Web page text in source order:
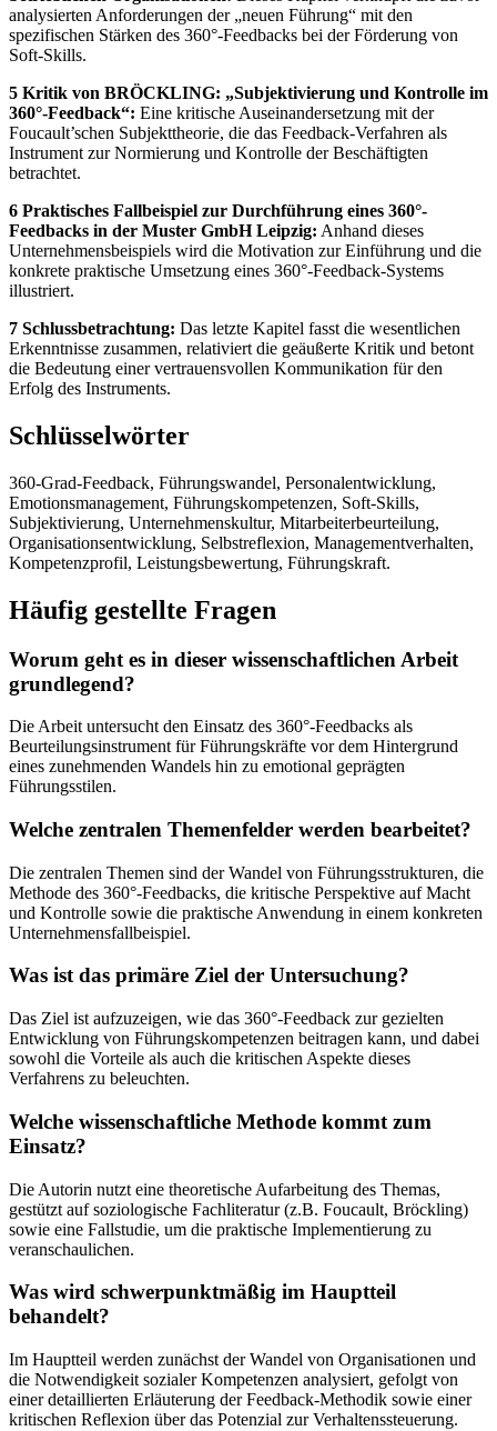
analysierten Anforderungen der „neuen Führung“ mit den
spezifischen Stärken des 360°-Feedbacks bei der Förderung von
Soft-Skills.
5 Kritik von BRÖCKLING: „Subjektivierung und Kontrolle im
360°-Feedback“: Eine kritische Auseinandersetzung mit der
Foucault’schen Subjekttheorie, die das Feedback-Verfahren als
Instrument zur Normierung und Kontrolle der Beschäftigten
betrachtet.
6 Praktisches Fallbeispiel zur Durchführung eines 360°-
Feedbacks in der Muster GmbH Leipzig: Anhand dieses
Unternehmensbeispiels wird die Motivation zur Einführung und die
konkrete praktische Umsetzung eines 360°-Feedback-Systems
illustriert.
7 Schlussbetrachtung: Das letzte Kapitel fasst die wesentlichen
Erkenntnisse zusammen, relativiert die geäußerte Kritik und betont
die Bedeutung einer vertrauensvollen Kommunikation für den
Erfolg des Instruments.
Schlüsselwörter
360-Grad-Feedback, Führungswandel, Personalentwicklung,
Emotionsmanagement, Führungskompetenzen, Soft-Skills,
Subjektivierung, Unternehmenskultur, Mitarbeiterbeurteilung,
Organisationsentwicklung, Selbstreflexion, Managementverhalten,
Kompetenzprofil, Leistungsbewertung, Führungskraft.
Häufig gestellte Fragen
Worum geht es in dieser wissenschaftlichen Arbeit
grundlegend?
Die Arbeit untersucht den Einsatz des 360°-Feedbacks als
Beurteilungsinstrument für Führungskräfte vor dem Hintergrund
eines zunehmenden Wandels hin zu emotional geprägten
Führungsstilen.
Welche zentralen Themenfelder werden bearbeitet?
Die zentralen Themen sind der Wandel von Führungsstrukturen, die
Methode des 360°-Feedbacks, die kritische Perspektive auf Macht
und Kontrolle sowie die praktische Anwendung in einem konkreten
Unternehmensfallbeispiel.
Was ist das primäre Ziel der Untersuchung?
Das Ziel ist aufzuzeigen, wie das 360°-Feedback zur gezielten
Entwicklung von Führungskompetenzen beitragen kann, und dabei
sowohl die Vorteile als auch die kritischen Aspekte dieses
Verfahrens zu beleuchten.
Welche wissenschaftliche Methode kommt zum
Einsatz?
Die Autorin nutzt eine theoretische Aufarbeitung des Themas,
gestützt auf soziologische Fachliteratur (z.B. Foucault, Bröckling)
sowie eine Fallstudie, um die praktische Implementierung zu
veranschaulichen.
Was wird schwerpunktmäßig im Hauptteil
behandelt?
Im Hauptteil werden zunächst der Wandel von Organisationen und
die Notwendigkeit sozialer Kompetenzen analysiert, gefolgt von
einer detaillierten Erläuterung der Feedback-Methodik sowie einer
kritischen Reflexion über das Potenzial zur Verhaltenssteuerung.